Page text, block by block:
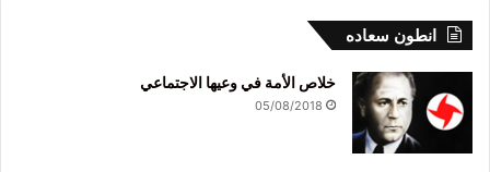
انطون سعاده
خلاص الأمة في وعيها الاجتماعي
05/08/2018